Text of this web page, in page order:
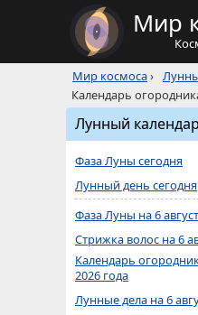
Мир
Мир космоса›
Календарь
Лунный
Фаза Луны сегодня
Лунный день сегодня
Фаза Луны на 6
Стрижка волос на 6
Календарь
2026 года
Лунные дела на 6